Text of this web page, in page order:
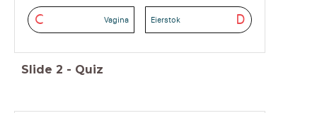
C Vagina D
Eierstok
Slide 2 - Quiz